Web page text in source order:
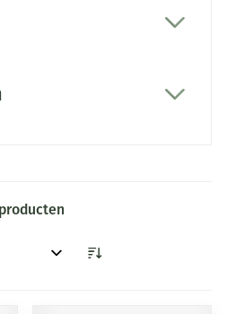
producten